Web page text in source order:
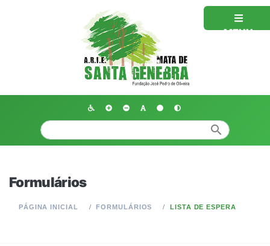
MENU
search
Formulários
PÁGINA INICIAL FORMULÁRIOS LISTA DE ESPERA